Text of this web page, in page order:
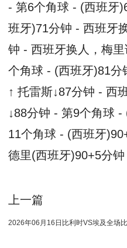
- 第6个角球 - (西班牙
班牙)71分钟 - 西班牙
钟 - 西班牙换人，梅
个角球 - (西班牙)81分
↑ 托雷斯↓87分钟 - 西
↓88分钟 - 第9个角球
11个角球 - (西班牙
德里(西班牙)90+5分
上一篇
2026年06月16日比利时VS埃及全场